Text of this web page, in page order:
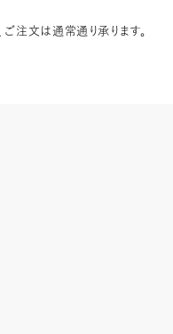
注文は通常通り承ります。